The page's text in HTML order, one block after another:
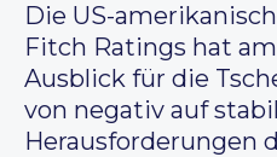
Die US-
Fitch Ratings hat
Ausblick für die
von negativ auf
Herausforderungen